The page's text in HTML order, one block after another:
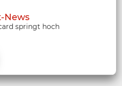
News
springt hoch